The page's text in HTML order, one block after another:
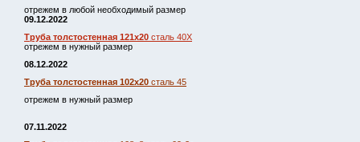
отрежем в любой необходимый размер
09.12.2022
Труба толстостенная 121х20 сталь 40Х
отрежем в нужный размер
08.12.2022
Труба толстостенная 102х20 сталь 45
отрежем в нужный размер
07.11.2022